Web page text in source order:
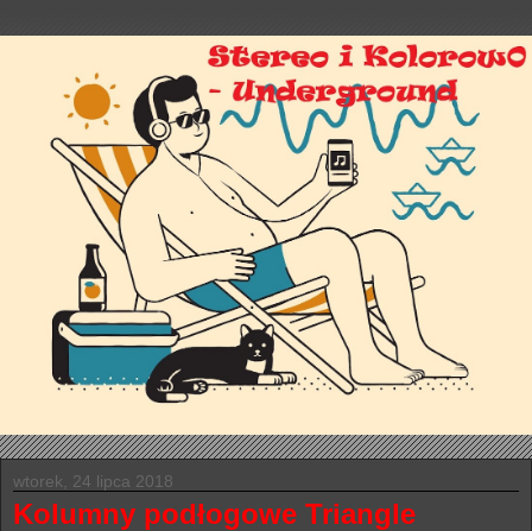
wtorek, 24 lipca 2018
Kolumny podłogowe Triangle